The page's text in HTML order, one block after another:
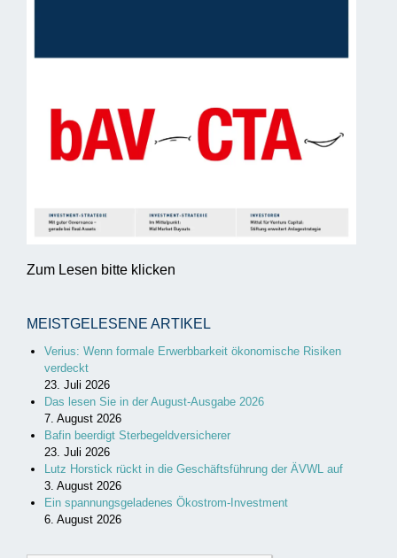
Zum Lesen bitte klicken
MEISTGELESENE ARTIKEL
Verius: Wenn formale Erwerbbarkeit ökonomische Risiken
verdeckt
23. Juli 2026
Das lesen Sie in der August-Ausgabe 2026
7. August 2026
Bafin beerdigt Sterbegeldversicherer
23. Juli 2026
Lutz Horstick rückt in die Geschäftsführung der ÄVWL auf
3. August 2026
Ein spannungsgeladenes Ökostrom-Investment
6. August 2026